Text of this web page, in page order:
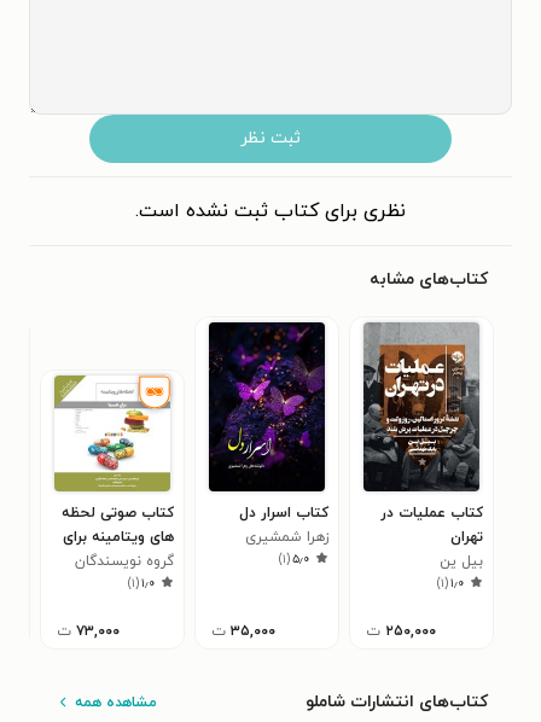
ثبت نظر
نظری برای کتاب ثبت نشده است.
کتاب‌های مشابه
کتاب عملیات در
تهران
بیل ین
۱٫۰(۱)
۲۵۰,۰۰۰ ت
کتاب اسرار دل
زهرا شمشیری
۵٫۰(۱)
۳۵,۰۰۰ ت
کتاب صوتی لحظه‌
های ویتامینه برای
شما
گروه نویسندگان
۱٫۰(۱)
۷۳,۰۰۰ ت
کتاب‌های انتشارات شاملو مشاهده همه